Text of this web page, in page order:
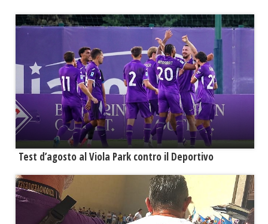
Test d’agosto al Viola Park contro il Deportivo